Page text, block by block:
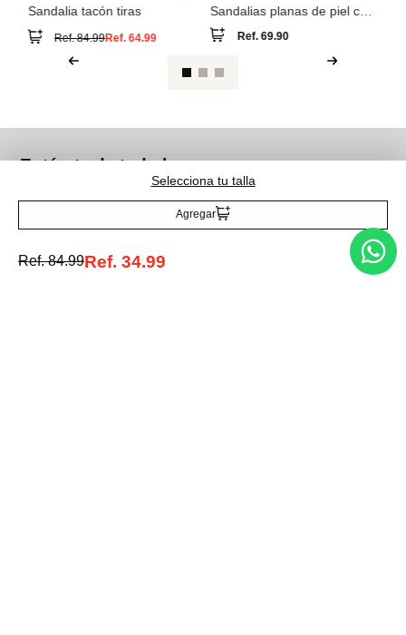
Selecciona tu talla
Agregar
Ref.84.99Ref. 34.99
Sandalia tacón tiras
Ref.84.99Ref.64.99
Sandalias planas de piel con
tira cruzada
Ref.69.90
Entérate de todo lo nuevo
Suscribirse